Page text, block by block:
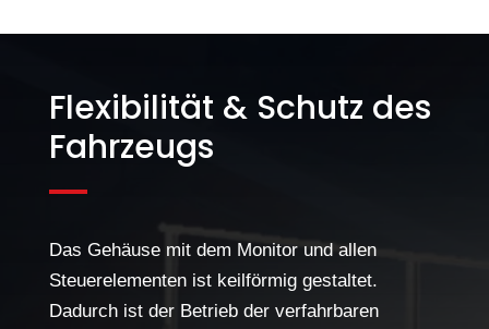
Flexibilität & Schutz des
Fahrzeugs
Das Gehäuse mit dem Monitor und allen
Steuerelementen ist keilförmig gestaltet.
Dadurch ist der Betrieb der verfahrbaren